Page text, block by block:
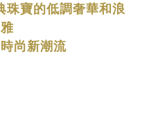
珠寶的低調奢華和浪
尚新潮流